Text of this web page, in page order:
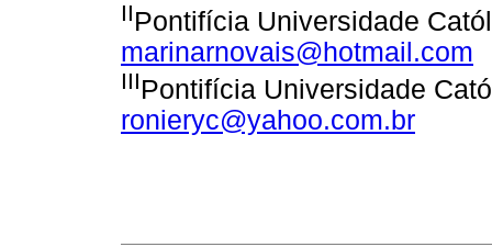
IIPontifícia Universidade
marinarnovais@hotmail.com
IIIPontifícia Universidade
ronieryc@yahoo.com.br